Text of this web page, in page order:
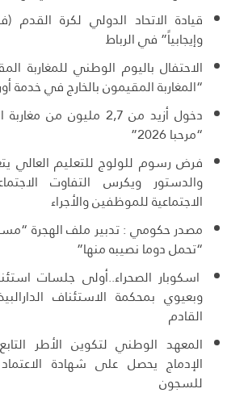
قيادة الاتحاد الدولي لكرة القدم
وإيجابياً” في الرباط
الاحتفال باليوم الوطني للمغاربة
“المغاربة المقيمون بالخارج في خدمة
دخول أزيد من 2,7 مليون
“مرحبا 2026”
فرض رسوم للولوج للتعليم العالي
والدستور ويكرس التفاوت
الاجتماعية للموظفين والأجراء
مصدر حكومي : تدبير ملف الهجرة
“تحمل دوما نصيبه منها”
اسكوبار الصحراء..أولى جلسات
وبعيوي بمحكمة الاستئناف
القادم
المعهد الوطني لتكوين الأطر
الإدماج يحصل على شهادة
للسجون